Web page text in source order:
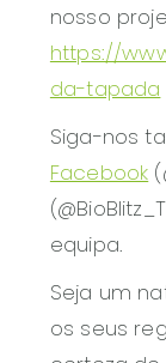
nosso
https://
da-tapada
Siga-nos
Facebook
equipa.
Seja um
os seus